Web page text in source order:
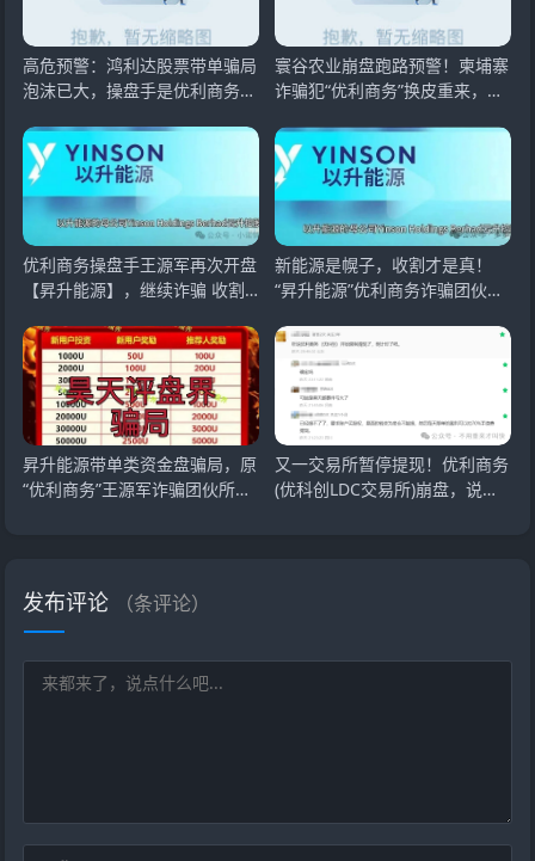
高危预警：鸿利达股票带单骗局
泡沫已大，操盘手是优利商务诈
寰谷农业崩盘跑路预警！柬埔寨
诈骗犯“优利商务”换皮重来，合
优利商务操盘手王源军再次开盘
【昇升能源】，继续诈骗 收割
新能源是幌子，收割才是真！
“昇升能源”优利商务诈骗团伙的
昇升能源带单类资金盘骗局，原
“优利商务”王源军诈骗团伙所
又一交易所暂停提现！优利商务
(优科创LDC交易所)崩盘，说要
发布评论 （条评论）